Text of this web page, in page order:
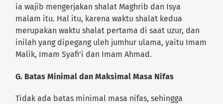
ia wajib mengerjakan shalat Maghrib dan Isya
malam itu. Hal itu, karena waktu shalat kedua
merupakan waktu shalat pertama di saat uzur, dan
inilah yang dipegang uleh jumhur ulama, yaitu Imam
Malik, Imam Syafi’i dan Imam Ahmad.
G. Batas Minimal dan Maksimal Masa Nifas
Tidak ada batas minimal masa nifas, sehingga